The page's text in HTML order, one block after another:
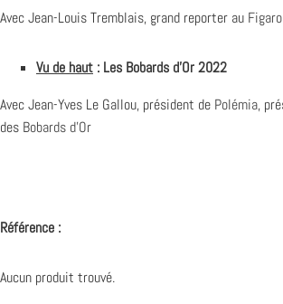
Avec Jean-Louis Tremblais, grand reporter au
Vu de haut : Les Bobards d’Or 2022
Avec Jean-Yves Le Gallou, président de Polémia,
des Bobards d’Or
Référence :
Aucun produit trouvé.